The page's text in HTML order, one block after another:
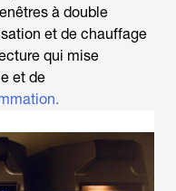
à double
et de chauffage
qui mise
et de